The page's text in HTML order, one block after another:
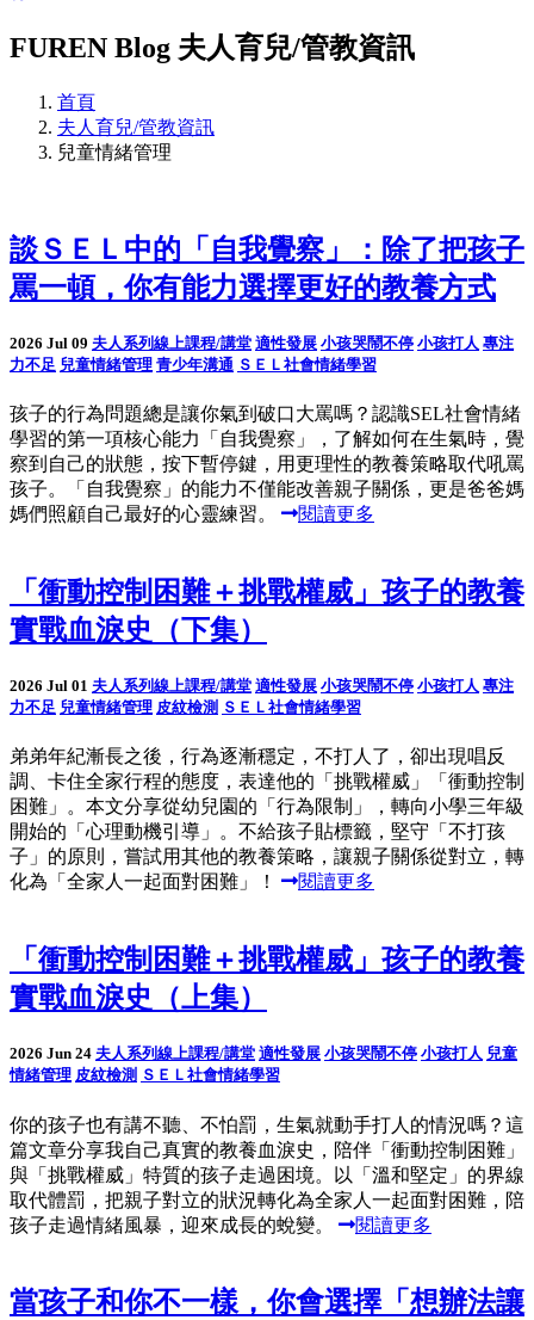
FUREN Blog 夫人育兒/管教資訊
首頁
夫人育兒/管教資訊
兒童情緒管理
談ＳＥＬ中的「自我覺察」：除了把孩子
罵一頓，你有能力選擇更好的教養方式
2026 Jul 09 夫人系列線上課程/講堂 適性發展 小孩哭鬧不停 小孩打人 專注
力不足 兒童情緒管理 青少年溝通 ＳＥＬ社會情緒學習
孩子的行為問題總是讓你氣到破口大罵嗎？認識SEL社會情緒
學習的第一項核心能力「自我覺察」，了解如何在生氣時，覺
察到自己的狀態，按下暫停鍵，用更理性的教養策略取代吼罵
孩子。「自我覺察」的能力不僅能改善親子關係，更是爸爸媽
媽們照顧自己最好的心靈練習。
閱讀更多
「衝動控制困難＋挑戰權威」孩子的教養
實戰血淚史（下集）
2026 Jul 01 夫人系列線上課程/講堂 適性發展 小孩哭鬧不停 小孩打人 專注
力不足 兒童情緒管理 皮紋檢測 ＳＥＬ社會情緒學習
弟弟年紀漸長之後，行為逐漸穩定，不打人了，卻出現唱反
調、卡住全家行程的態度，表達他的「挑戰權威」「衝動控制
困難」。本文分享從幼兒園的「行為限制」，轉向小學三年級
開始的「心理動機引導」。不給孩子貼標籤，堅守「不打孩
子」的原則，嘗試用其他的教養策略，讓親子關係從對立，轉
化為「全家人一起面對困難」！
閱讀更多
「衝動控制困難＋挑戰權威」孩子的教養
實戰血淚史（上集）
2026 Jun 24 夫人系列線上課程/講堂 適性發展 小孩哭鬧不停 小孩打人 兒童
情緒管理 皮紋檢測 ＳＥＬ社會情緒學習
你的孩子也有講不聽、不怕罰，生氣就動手打人的情況嗎？這
篇文章分享我自己真實的教養血淚史，陪伴「衝動控制困難」
與「挑戰權威」特質的孩子走過困境。以「溫和堅定」的界線
取代體罰，把親子對立的狀況轉化為全家人一起面對困難，陪
孩子走過情緒風暴，迎來成長的蛻變。
閱讀更多
當孩子和你不一樣，你會選擇「想辦法讓